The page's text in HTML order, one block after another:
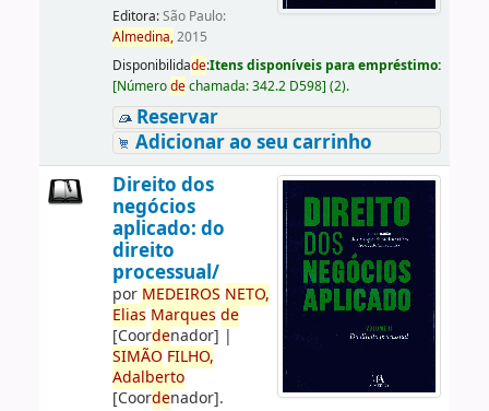
Editora:São Paulo:
Almedina,2015
Disponibilidade:Itens disponíveis para empréstimo:
[Númerodechamada:342.2 D598] (2).
Reservar
Adicionar ao seu carrinho
Direito dos
negócios
aplicado: do
direito
processual/
por MEDEIROS NETO,
Elias Marques de
[Coordenador] |
SIMÃO FILHO,
Adalberto
[Coordenador].